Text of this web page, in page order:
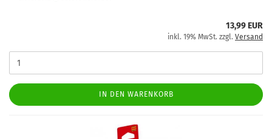
13,99 EUR
inkl. 19% MwSt. zzgl. Versand
IN DEN WARENKORB